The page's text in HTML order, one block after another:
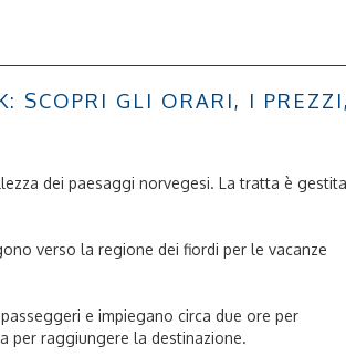
SCOPRI GLI ORARI, I PREZZI,
dei paesaggi norvegesi. La tratta è gestita
verso la regione dei fiordi per le vacanze
e impiegano circa due ore per
per raggiungere la destinazione.